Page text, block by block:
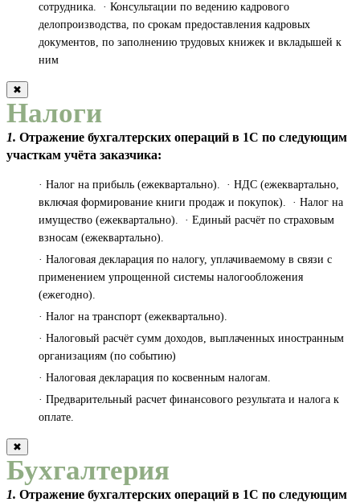
сотрудника. · Консультации по ведению кадрового
делопроизводства, по срокам предоставления кадровых
документов, по заполнению трудовых книжек и вкладышей к
ним
✖
Налоги
1. Отражение бухгалтерских операций в 1С по следующим
участкам учёта заказчика:
· Налог на прибыль (ежеквартально). · НДС (ежеквартально,
включая формирование книги продаж и покупок). · Налог на
имущество (ежеквартально). · Единый расчёт по страховым
взносам (ежеквартально).
· Налоговая декларация по налогу, уплачиваемому в связи с
применением упрощенной системы налогообложения
(ежегодно).
· Налог на транспорт (ежеквартально).
· Налоговый расчёт сумм доходов, выплаченных иностранным
организациям (по событию)
· Налоговая декларация по косвенным налогам.
· Предварительный расчет финансового результата и налога к
оплате.
✖
Бухгалтерия
1. Отражение бухгалтерских операций в 1С по следующим